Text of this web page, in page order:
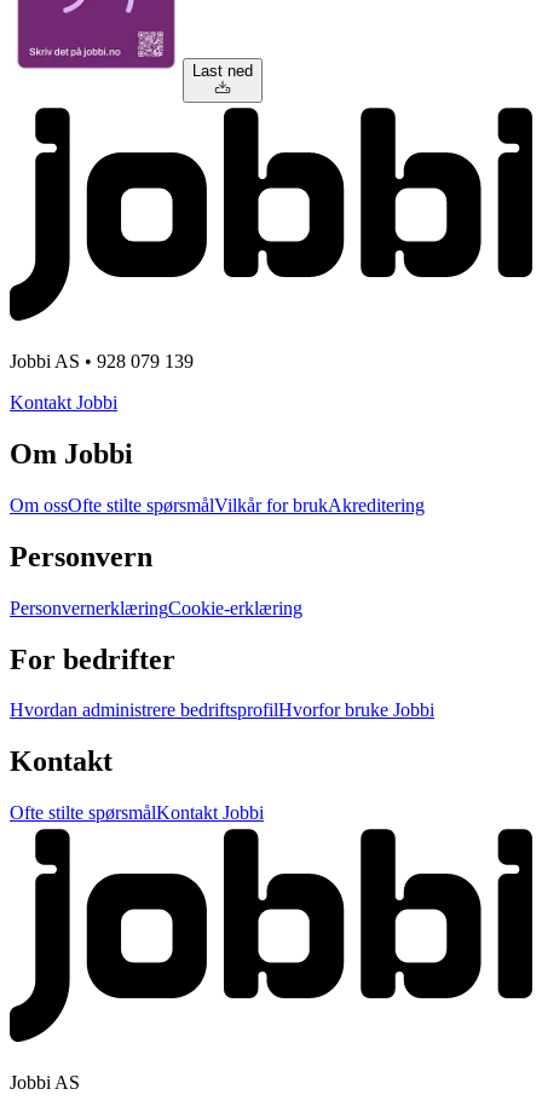
Last ned
Jobbi AS • 928 079 139
Kontakt Jobbi
Om Jobbi
Om ossOfte stilte spørsmålVilkår for brukAkreditering
Personvern
PersonvernerklæringCookie-erklæring
For bedrifter
Hvordan administrere bedriftsprofilHvorfor bruke Jobbi
Kontakt
Ofte stilte spørsmålKontakt Jobbi
Jobbi AS